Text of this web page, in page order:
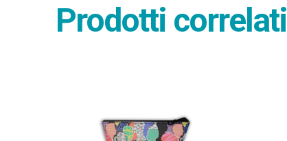
Prodotti correlati